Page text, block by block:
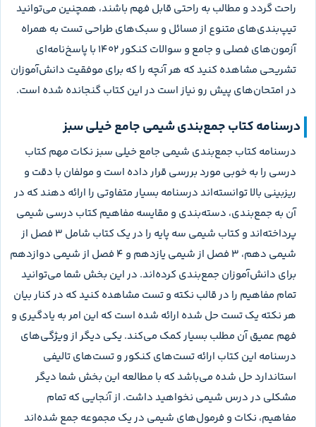
راحت گردد و مطالب به راحتی قابل فهم باشند، همچنین می‌توانید
تیپ‌بندی‌های متنوع از مسائل و سبک‌های طراحی تست به همراه
آزمون‌های فصلی و جامع و سوالات کنکور ۱۴۰۲ با پاسخ‌نامه‌ای
تشریحی مشاهده کنید که هر آنچه را که برای موفقیت دانش‌آموزان
در امتحان‌های پیش رو نیاز است در این کتاب گنجانده شده است.
درسنامه کتاب جمع‌بندی شیمی جامع خیلی سبز
درسنامه کتاب جمع‌بندی شیمی جامع خیلی سبز نکات مهم کتاب
درسی را به خوبي مورد بررسی قرار داده است و مولفان با دقت و
ریزبینی بالا توانسته‌اند درسنامه بسیار متفاوتی را ارائه دهند که در
آن به جمع‌بندی، دسته‌بندی و مقایسه مفاهیم کتاب درسی شیمی
پرداخته‌اند و کتاب شیمی سه پایه را در یک کتاب شامل ۳ فصل از
شیمی دهم، ۳ فصل از شیمی یازدهم و ۴ فصل از شیمی دوازدهم
برای دانش‌آموزان جمع‌بندی کرده‌اند. در این بخش شما می‌توانید
تمام مفاهیم را در قالب نکته و تست مشاهده کنید که در کنار بیان
هر نکته یک تست حل شده ارائه شده است که این امر به یادگیری و
فهم عمیق آن مطلب بسیار کمک می‌کند. یکی دیگر از ویژگی‌های
درسنامه این کتاب ارائه تست‌های کنکور و تست‌های تالیفی
استاندارد حل شده می‌باشد که با مطالعه این بخش شما دیگر
مشکلی در درس شیمی نخواهید داشت. از آنجایی که تمام
مفاهیم، نکات و فرمول‌های شیمی در یک مجموعه جمع شده‌اند